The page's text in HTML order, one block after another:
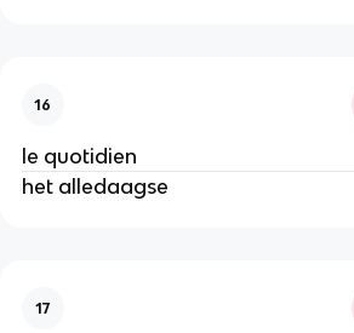
16
le quotidien
het alledaagse
17